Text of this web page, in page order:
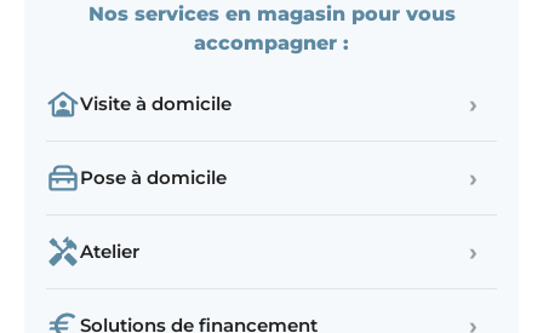
Nos services en magasin pour vous
accompagner :
Visite à domicile ›
Pose à domicile ›
Atelier ›
Solutions de financement ›